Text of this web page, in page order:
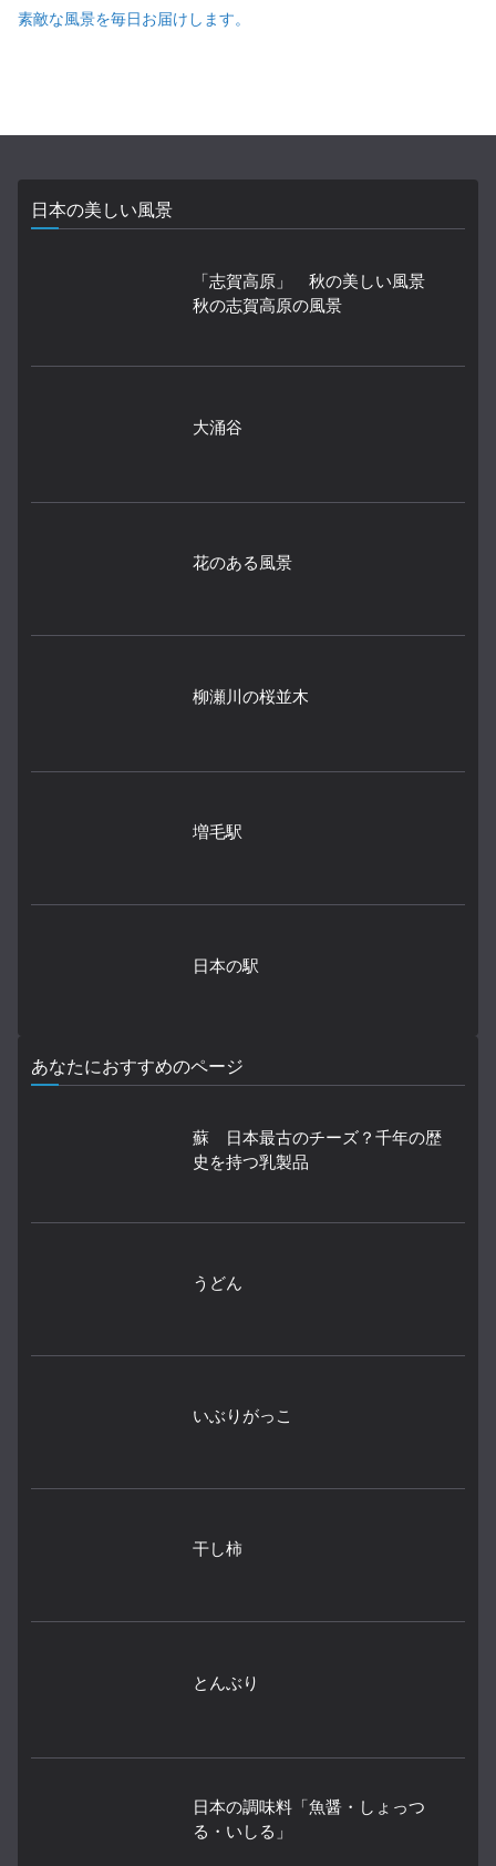
素敵な風景を毎日お届けします。
日本の美しい風景
「志賀高原」 秋の美しい風景
秋の志賀高原の風景
大涌谷
花のある風景
柳瀬川の桜並木
増毛駅
日本の駅
あなたにおすすめのページ
蘇 日本最古のチーズ？千年の歴
史を持つ乳製品
うどん
いぶりがっこ
干し柿
とんぶり
日本の調味料「魚醤・しょっつ
る・いしる」